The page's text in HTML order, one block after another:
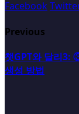
Facebook
Previous
챗GPT와 달리3:
생성 방법